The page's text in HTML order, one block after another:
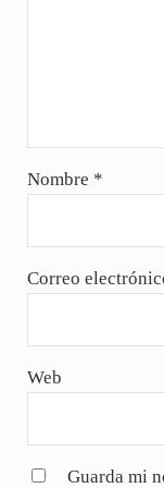
Nombre *
Correo
Web
Guarda mi